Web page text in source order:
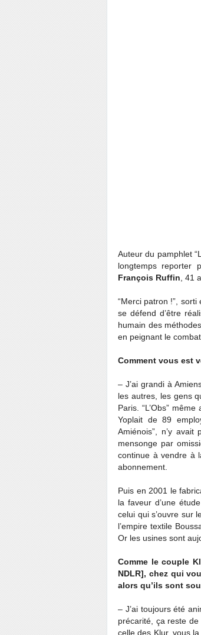
Auteur du pamphlet
longtemps reporter
François Ruffin, 41
“Merci patron !”,
se défend d’être
humain des
en peignant le
Comment vous est
– J’ai grandi à
les autres, les gens
Paris. “L’Obs”
Yoplait de 89
Amiénois”, n’y
mensonge par
continue à vendre à
abonnement.
Puis en 2001 le
la faveur d’une
celui qui s’ouvre sur
l’empire textile
Or les usines sont
Comme le couple
NDLR], chez qui
alors qu’ils sont
– J’ai toujours été
précarité, ça reste
celle des Klur, vous